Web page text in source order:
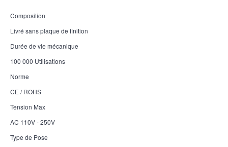
Composition
Livré sans plaque de finition
Durée de vie mécanique
100 000 Utilisations
Norme
CE / ROHS
Tension Max
AC 110V - 250V
Type de Pose